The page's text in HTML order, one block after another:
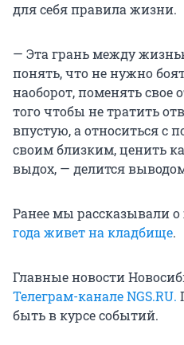
для себя правила жизни.
— Эта грань между
понять, что не нужно
наоборот, поменять
того чтобы не тратить
впустую, а относиться с
своим близким, ценить
выдох, — делится
Ранее мы рассказывали
года живет на кладбище.
Главные новости
Телеграм-канале NGS.RU.
быть в курсе событий.